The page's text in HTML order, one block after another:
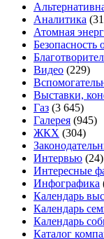
Аналитика
Атомная
Безопасность
Видео (229)
Выставки,
Газ (3 645)
Галерея (945)
ЖКХ (304)
Интервью (24)
Интересные
Инфографика
Календарь
Календарь
Календарь
Каталог